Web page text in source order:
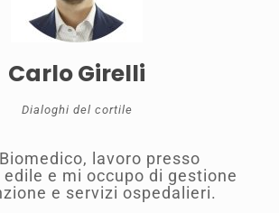
Carlo Girelli
Dialoghi del cortile
lavoro presso
edile e mi occupo di gestione
e servizi ospedalieri.